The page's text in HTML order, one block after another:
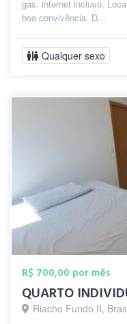
gás, internet incluso.
boa convivência. D...
Qualquer sexo
R$ 700,00 por mês
Riacho Fundo II,